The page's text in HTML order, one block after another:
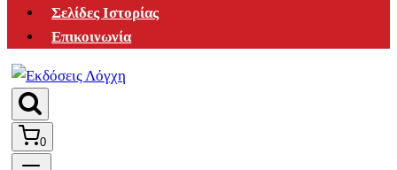
Σελίδες Ιστορίας
Επικοινωνία
0